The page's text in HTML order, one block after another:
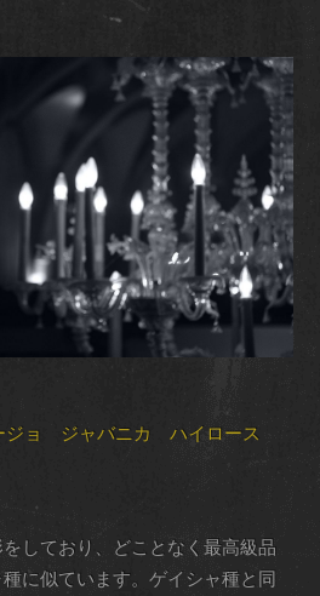
ジョ ジャバニカ ハイロース
しており、どことなく最高級品
に似ています。ゲイシャ種と同